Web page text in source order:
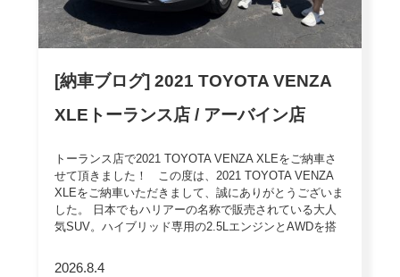
[納車ブログ] 2021 TOYOTA VENZA
XLEトーランス店 / アーバイン店
トーランス店で2021 TOYOTA VENZA XLEをご納車さ
せて頂きました！ この度は、2021 TOYOTA VENZA
XLEをご納車いただきまして、誠にありがとうございま
した。 日本でもハリアーの名称で販売されている大人
気SUV。ハイブリッド専用の2.5LエンジンとAWDを搭
です。 これから新しいご家族が増えるため、セダン
2026.8.4